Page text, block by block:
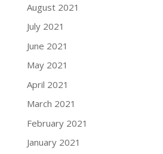
August 2021
July 2021
June 2021
May 2021
April 2021
March 2021
February 2021
January 2021